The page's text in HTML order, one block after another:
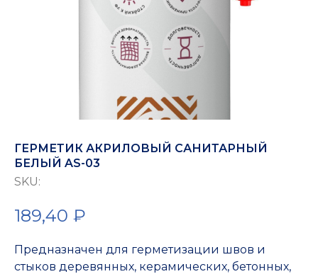
ГЕРМЕТИК АКРИЛОВЫЙ САНИТАРНЫЙ
БЕЛЫЙ AS-03
SKU:
189,40 ₽
Предназначен для герметизации швов и
стыков деревянных, керамических, бетонных,